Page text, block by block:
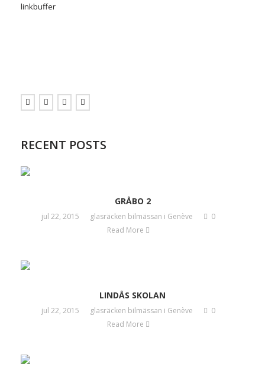
linkbuffer
RECENT POSTS
GRÅBO 2
jul 22, 2015 glasräcken bilmässan i Genève
0
Read More
LINDÅS SKOLAN
jul 22, 2015 glasräcken bilmässan i Genève
0
Read More